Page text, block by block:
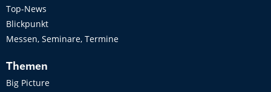
Top-News
Blickpunkt
Messen, Seminare, Termine
Themen
Big Picture